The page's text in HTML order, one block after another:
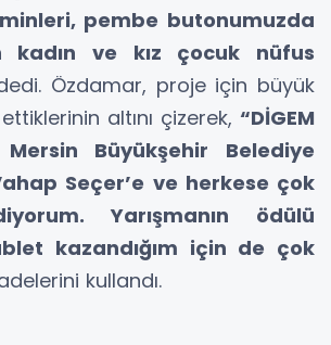
pembe butonumuzda
kadın ve kız çocuk nüfus
Özdamar, proje için büyük
altını çizerek, “DİGEM
Büyükşehir Belediye
Seçer’e ve herkese çok
Yarışmanın ödülü
kazandığım için de çok
kullandı.